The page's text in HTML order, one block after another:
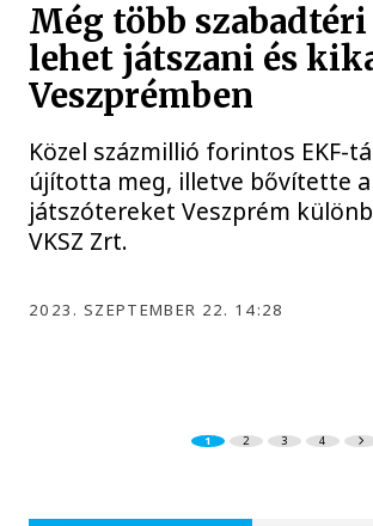
Még több
lehet játszani és
Veszprémben
Közel százmillió forintos EKF-
újította meg, illetve bővítette a
játszótereket Veszprém
VKSZ Zrt.
2023. SZEPTEMBER 22. 14:28
1 2 3 4